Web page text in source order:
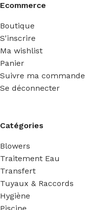
Ecommerce
Boutique
S'inscrire
Ma wishlist
Panier
Suivre ma commande
Se déconnecter
Catégories
Blowers
Traitement Eau
Transfert
Tuyaux & Raccords
Hygiène